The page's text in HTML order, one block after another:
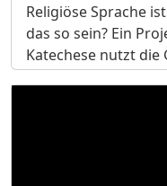
Religiöse Sprache
das so sein? Ein
Katechese nutzt